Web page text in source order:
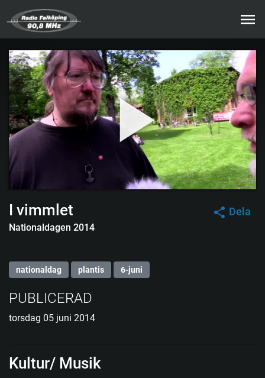
Dela
I vimmlet
Nationaldagen 2014
nationaldag plantis 6-juni
PUBLICERAD
torsdag 05 juni 2014
Kultur/ Musik